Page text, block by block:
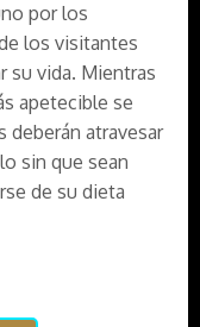
por los
los visitantes
su vida. Mientras
apetecible se
deberán atravesar
sin que sean
de su dieta